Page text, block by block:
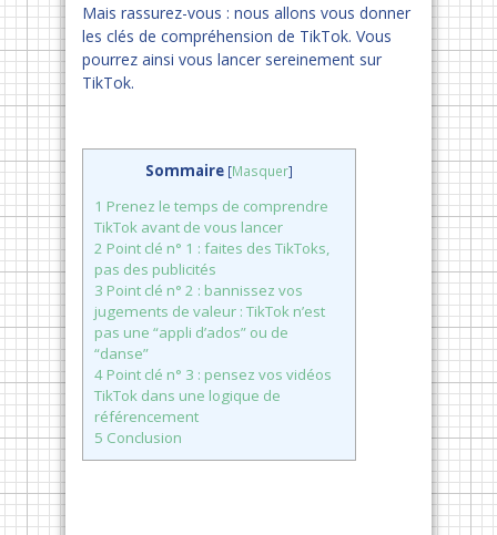
Mais rassurez-vous : nous allons vous donner
les clés de compréhension de TikTok. Vous
pourrez ainsi vous lancer sereinement sur
TikTok.
Sommaire [Masquer]
1 Prenez le temps de comprendre
TikTok avant de vous lancer
2 Point clé n° 1 : faites des TikToks,
pas des publicités
3 Point clé n° 2 : bannissez vos
jugements de valeur : TikTok n’est
pas une “appli d’ados” ou de
“danse”
4 Point clé n° 3 : pensez vos vidéos
TikTok dans une logique de
référencement
5 Conclusion